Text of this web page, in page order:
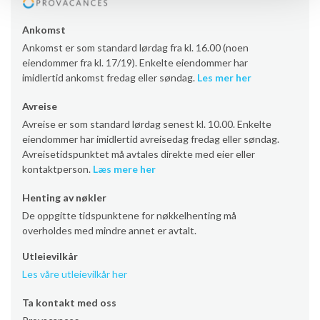
Ankomst
Ankomst er som standard lørdag fra kl. 16.00 (noen
eiendommer fra kl. 17/19). Enkelte eiendommer har
imidlertid ankomst fredag eller søndag. Les mer her
Avreise
Avreise er som standard lørdag senest kl. 10.00. Enkelte
eiendommer har imidlertid avreisedag fredag eller søndag.
Avreisetidspunktet må avtales direkte med eier eller
kontaktperson. Læs mere her
Henting av nøkler
De oppgitte tidspunktene for nøkkelhenting må
overholdes med mindre annet er avtalt.
Utleievilkår
Les våre utleievilkår her
Ta kontakt med oss